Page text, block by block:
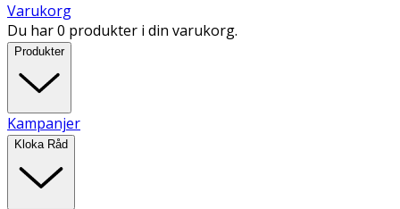
Varukorg
Du har 0 produkter i din varukorg.
Produkter
Kampanjer
Kloka Råd